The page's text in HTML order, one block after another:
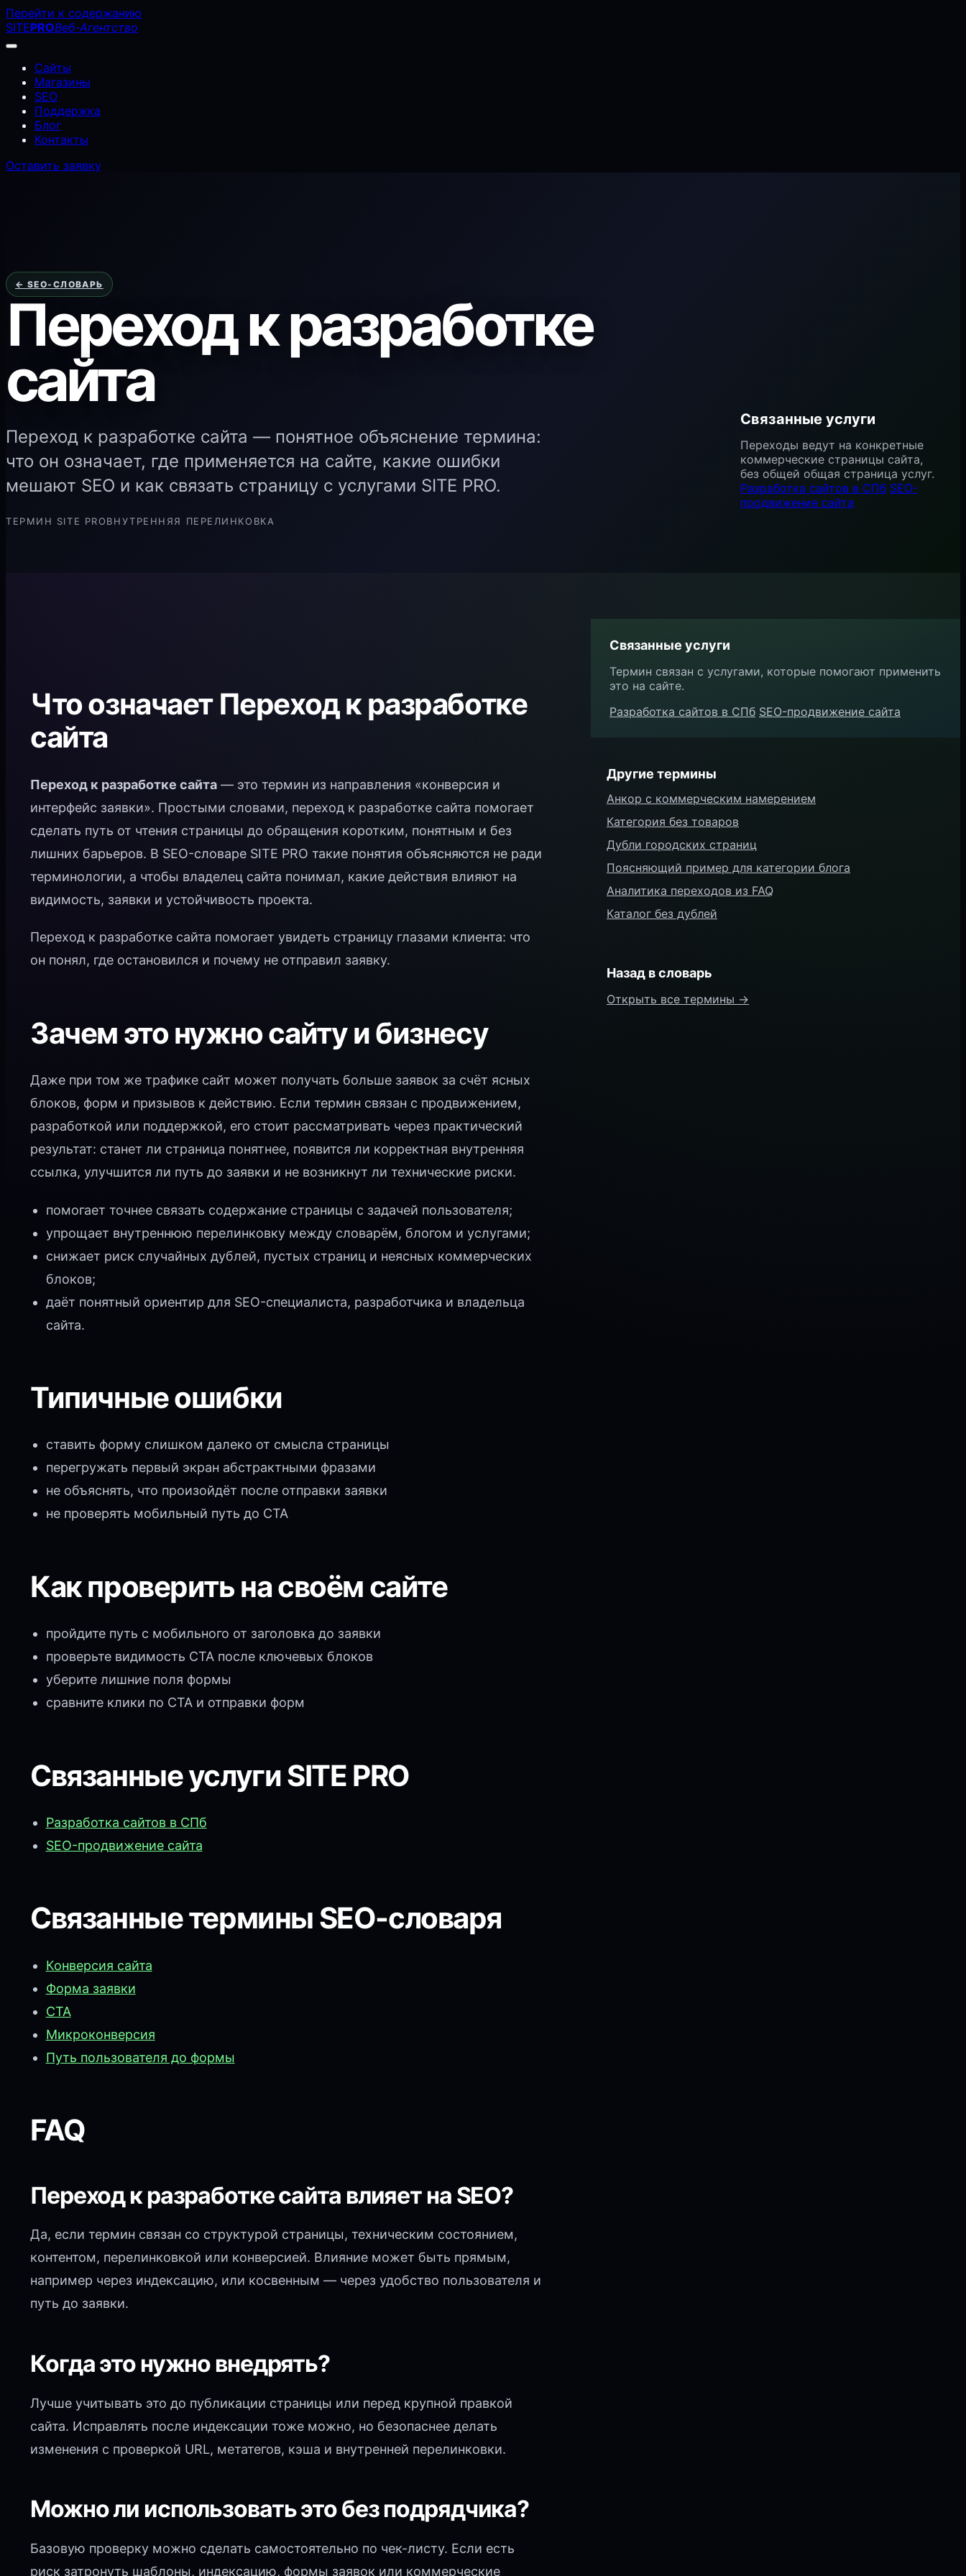
Перейти к содержанию
SITEPROВеб-Агентство
Сайты
Магазины
SEO
Поддержка
Блог
Контакты
Оставить заявку
← SEO-СЛОВАРЬ
Переход к разработке
сайта
Переход к разработке сайта — понятное объяснение термина:
что он означает, где применяется на сайте, какие ошибки
мешают SEO и как связать страницу с услугами SITE PRO.
ТЕРМИН SITE PROВНУТРЕННЯЯ ПЕРЕЛИНКОВКА
Связанные услуги
Переходы ведут на конкретные
коммерческие страницы сайта,
без общей общая страница услуг.
Разработка сайтов в СПб SEO-
продвижение сайта
Что означает Переход к разработке
сайта
Переход к разработке сайта — это термин из направления «конверсия и
интерфейс заявки». Простыми словами, переход к разработке сайта помогает
сделать путь от чтения страницы до обращения коротким, понятным и без
лишних барьеров. В SEO-словаре SITE PRO такие понятия объясняются не ради
терминологии, а чтобы владелец сайта понимал, какие действия влияют на
видимость, заявки и устойчивость проекта.
Переход к разработке сайта помогает увидеть страницу глазами клиента: что
он понял, где остановился и почему не отправил заявку.
Зачем это нужно сайту и бизнесу
Даже при том же трафике сайт может получать больше заявок за счёт ясных
блоков, форм и призывов к действию. Если термин связан с продвижением,
разработкой или поддержкой, его стоит рассматривать через практический
результат: станет ли страница понятнее, появится ли корректная внутренняя
ссылка, улучшится ли путь до заявки и не возникнут ли технические риски.
помогает точнее связать содержание страницы с задачей пользователя;
упрощает внутреннюю перелинковку между словарём, блогом и услугами;
снижает риск случайных дублей, пустых страниц и неясных коммерческих
блоков;
даёт понятный ориентир для SEO-специалиста, разработчика и владельца
сайта.
Типичные ошибки
ставить форму слишком далеко от смысла страницы
перегружать первый экран абстрактными фразами
не объяснять, что произойдёт после отправки заявки
не проверять мобильный путь до CTA
Как проверить на своём сайте
пройдите путь с мобильного от заголовка до заявки
проверьте видимость CTA после ключевых блоков
уберите лишние поля формы
сравните клики по CTA и отправки форм
Связанные услуги SITE PRO
Разработка сайтов в СПб
SEO-продвижение сайта
Связанные термины SEO-словаря
Конверсия сайта
Форма заявки
CTA
Микроконверсия
Путь пользователя до формы
FAQ
Переход к разработке сайта влияет на SEO?
Да, если термин связан со структурой страницы, техническим состоянием,
контентом, перелинковкой или конверсией. Влияние может быть прямым,
например через индексацию, или косвенным — через удобство пользователя и
путь до заявки.
Когда это нужно внедрять?
Лучше учитывать это до публикации страницы или перед крупной правкой
сайта. Исправлять после индексации тоже можно, но безопаснее делать
изменения с проверкой URL, метатегов, кэша и внутренней перелинковки.
Можно ли использовать это без подрядчика?
Базовую проверку можно сделать самостоятельно по чек-листу. Если есть
риск затронуть шаблоны, индексацию, формы заявок или коммерческие
Связанные услуги
Термин связан с услугами, которые помогают применить
это на сайте.
Разработка сайтов в СПб SEO-продвижение сайта
Другие термины
Анкор с коммерческим намерением
Категория без товаров
Дубли городских страниц
Поясняющий пример для категории блога
Аналитика переходов из FAQ
Каталог без дублей
Назад в словарь
Открыть все термины →